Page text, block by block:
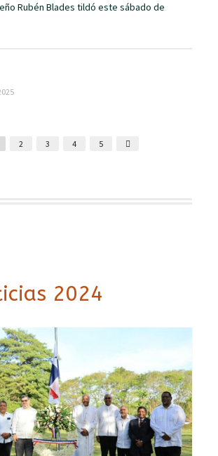
Rubén Blades tildó este sábado de
2 3 4 5
2024